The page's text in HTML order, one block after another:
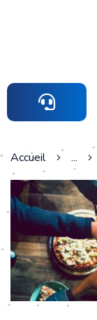
Accueil ...